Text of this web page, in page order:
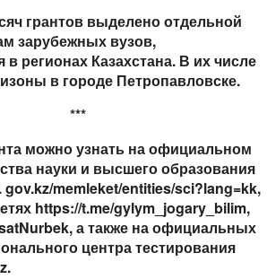
грантов выделено отдельной
зарубежных вузов,
регионах Казахстана. В их числе
в городе Петропавловске.
***
можно узнать на официальном
науки и высшего образования
gov.kz/memleket/entities/sci?lang=kk,
https://t.me/gylym_jogary_bilim,
а также на официальных
центра тестирования